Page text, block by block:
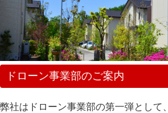
ドローン事業部のご案内
弊社はドローン事業部の第一弾として、